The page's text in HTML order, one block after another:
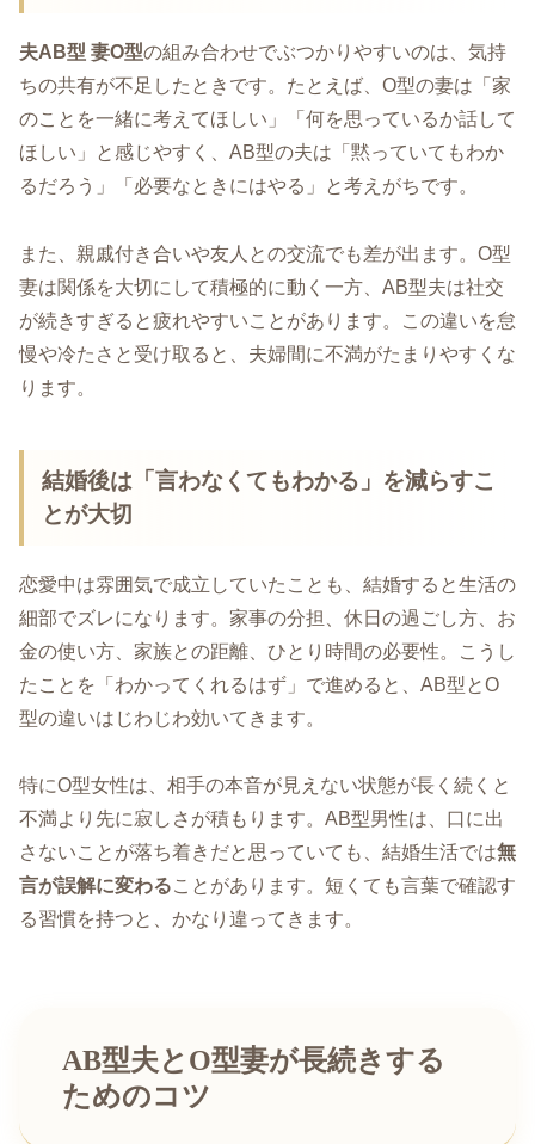
夫AB型 妻O型の組み合わせでぶつかりやすいのは、気持
ちの共有が不足したときです。たとえば、O型の妻は「家
のことを一緒に考えてほしい」「何を思っているか話して
ほしい」と感じやすく、AB型の夫は「黙っていてもわか
るだろう」「必要なときにはやる」と考えがちです。
また、親戚付き合いや友人との交流でも差が出ます。O型
妻は関係を大切にして積極的に動く一方、AB型夫は社交
が続きすぎると疲れやすいことがあります。この違いを怠
慢や冷たさと受け取ると、夫婦間に不満がたまりやすくな
ります。
結婚後は「言わなくてもわかる」を減らすこ
とが大切
恋愛中は雰囲気で成立していたことも、結婚すると生活の
細部でズレになります。家事の分担、休日の過ごし方、お
金の使い方、家族との距離、ひとり時間の必要性。こうし
たことを「わかってくれるはず」で進めると、AB型とO
型の違いはじわじわ効いてきます。
特にO型女性は、相手の本音が見えない状態が長く続くと
不満より先に寂しさが積もります。AB型男性は、口に出
さないことが落ち着きだと思っていても、結婚生活では無
言が誤解に変わることがあります。短くても言葉で確認す
る習慣を持つと、かなり違ってきます。
AB型夫とO型妻が長続きする
ためのコツ